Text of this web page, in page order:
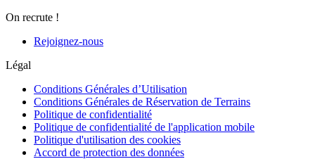
On recrute !
Rejoignez-nous
Légal
Conditions Générales d’Utilisation
Conditions Générales de Réservation de Terrains
Politique de confidentialité
Politique de confidentialité de l'application mobile
Politique d'utilisation des cookies
Accord de protection des données